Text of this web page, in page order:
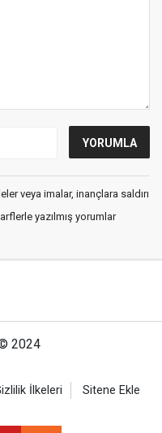
veya imalar, inançlara saldırı
yazılmış yorumlar
2024
İlkeleri Sitene Ekle